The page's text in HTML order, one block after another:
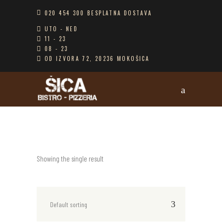
020 454 300 BESPLATNA DOSTAVA
UTO - NED
11 - 23
08 - 23
OD IZVORA 72, 20236 MOKOŠICA
Showing the single result
Default sorting